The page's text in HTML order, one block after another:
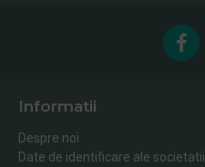
Informatii
Despre noi
Date de identificare ale societatii